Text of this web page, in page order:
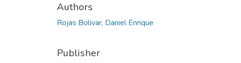
Authors
Rojas Bolivar, Daniel Enrique
Publisher